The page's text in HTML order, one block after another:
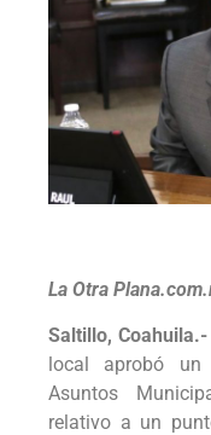
La Otra
Saltillo, Coahuila.-
local aprobó
Asuntos
relativo a un